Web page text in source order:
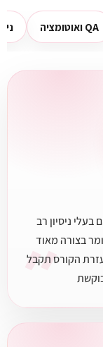
QA ואוטומציה
״
ניסיון רב
בצורה מאוד
הקורס תקבל